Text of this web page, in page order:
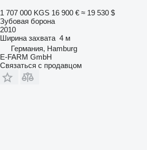
1 707 000 KGS 16 900 € ≈ 19 530 $
Зубовая борона
2010
Ширина захвата 4 м
Германия, Hamburg
E-FARM GmbH
Связаться с продавцом